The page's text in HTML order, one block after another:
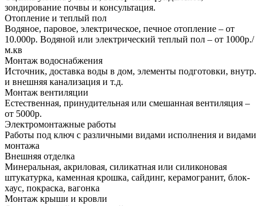
зондирование почвы и консультация.
Отопление и теплый пол
Водяное, паровое, электрическое, печное отопление – от
10.000р. Водяной или электрический теплый пол – от 1000р./
м.кв
Монтаж водоснабжения
Источник, доставка воды в дом, элементы подготовки, внутр.
и внешняя канализация и т.д.
Монтаж вентиляции
Естественная, принудительная или смешанная вентиляция –
от 5000р.
Электромонтажные работы
Работы под ключ с различными видами исполнения и видами
монтажа
Внешняя отделка
Минеральная, акриловая, силикатная или силиконовая
штукатурка, каменная крошка, сайдинг, керамогранит, блок-
хаус, покраска, вагонка
Монтаж крыши и кровли